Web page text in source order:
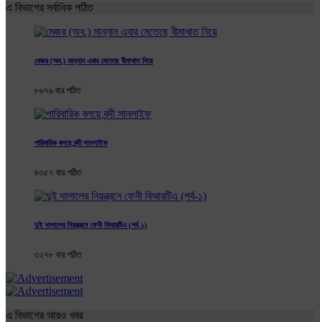
এ বিভাগের সর্বাধিক পঠিত
মেজর (অব.) মান্নান এবার মেতেছে বীমাখাত নিয়ে
৮৬৭৬ বার পঠিত
পারিবারিক বলয়ে বন্দী সানলাইফ
৪৩৫৭ বার পঠিত
দুই দালালের নিয়ন্ত্রনে ফেনী বিআরটিএ (পর্ব-১)
৩২৭৮ বার পঠিত
এ বিভাগের আরও খবর